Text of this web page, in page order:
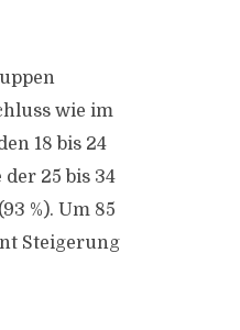
wie im
18 bis 24
25 bis 34
%). Um 85
Steigerung